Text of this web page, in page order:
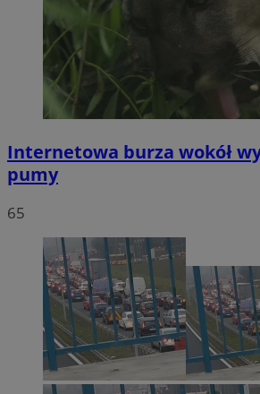
Internetowa burza wokół
pumy
65